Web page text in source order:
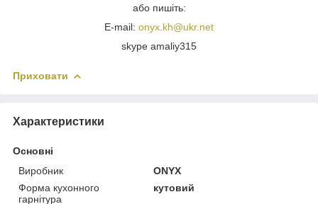
або пишіть:
E-mail: onyx.kh@ukr.net
skype amaliy315
Приховати
Характеристики
Основні
Виробник
ONYX
Форма кухонного
гарнітура
кутовий